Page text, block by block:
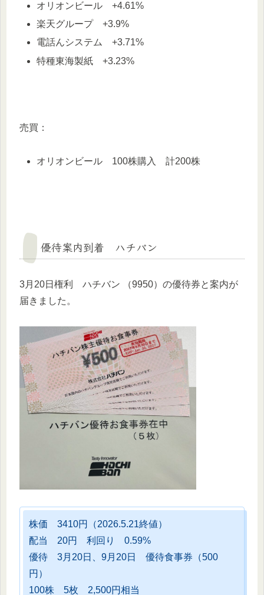
オリオンビール +4.61%
楽天グループ +3.9%
電話んシステム +3.71%
特種東海製紙 +3.23%
売買：
オリオンビール 100株購入 計200株
優待案内到着 ハチバン
3月20日権利 ハチバン （9950）の優待券と案内が
届きました。
株価 3410円（2026.5.21終値）
配当 20円 利回り 0.59%
優待 3月20日、9月20日 優待食事券（500
円）
100株 5枚 2,500円相当